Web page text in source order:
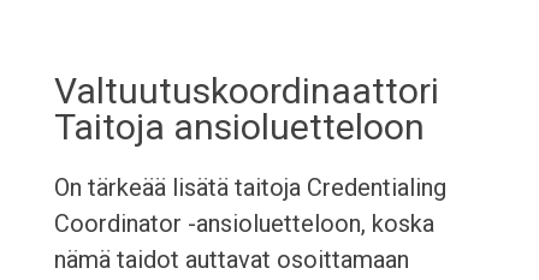
Valtuutuskoordinaattori
Taitoja ansioluetteloon
On tärkeää lisätä taitoja Credentialing
Coordinator -ansioluetteloon, koska
nämä taidot auttavat osoittamaan